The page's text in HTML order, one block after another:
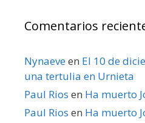
Comentarios
Nynaeveen El 10 de
una tertulia en Urnieta
Paul Rios en Ha muerto
Paul Rios en Ha muerto